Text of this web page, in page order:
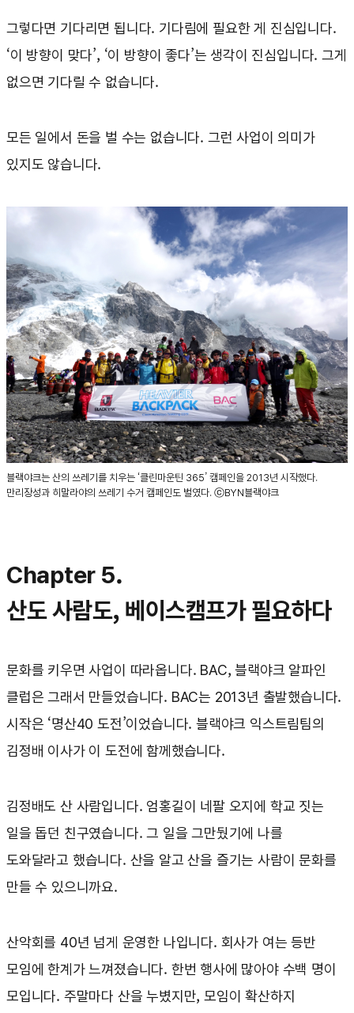
그렇다면 기다리면 됩니다. 기다림에 필요한 게 진심입니다.
‘이 방향이 맞다’, ‘이 방향이 좋다’는 생각이 진심입니다. 그게
없으면 기다릴 수 없습니다.
모든 일에서 돈을 벌 수는 없습니다. 그런 사업이 의미가
있지도 않습니다.
블랙야크는 산의 쓰레기를 치우는 ‘클린마운틴 365’ 캠페인을 2013년 시작했다.
만리장성과 히말라야의 쓰레기 수거 캠페인도 벌였다. ⓒBYN블랙야크
Chapter 5.
산도 사람도, 베이스캠프가 필요하다
문화를 키우면 사업이 따라옵니다. BAC, 블랙야크 알파인
클럽은 그래서 만들었습니다. BAC는 2013년 출발했습니다.
시작은 ‘명산40 도전’이었습니다. 블랙야크 익스트림팀의
김정배 이사가 이 도전에 함께했습니다.
김정배도 산 사람입니다. 엄홍길이 네팔 오지에 학교 짓는
일을 돕던 친구였습니다. 그 일을 그만뒀기에 나를
도와달라고 했습니다. 산을 알고 산을 즐기는 사람이 문화를
만들 수 있으니까요.
산악회를 40년 넘게 운영한 나입니다. 회사가 여는 등반
모임에 한계가 느껴졌습니다. 한번 행사에 많아야 수백 명이
모입니다. 주말마다 산을 누볐지만, 모임이 확산하지